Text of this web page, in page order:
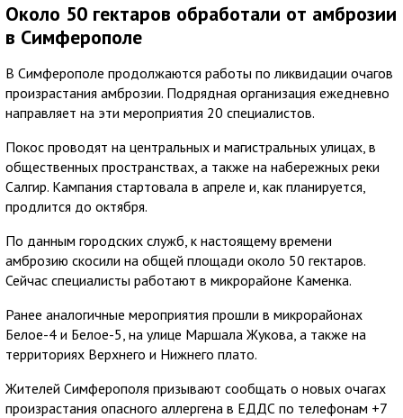
Около 50 гектаров обработали от амброзии
в Симферополе
В Симферополе продолжаются работы по ликвидации очагов
произрастания амброзии. Подрядная организация ежедневно
направляет на эти мероприятия 20 специалистов.
Покос проводят на центральных и магистральных улицах, в
общественных пространствах, а также на набережных реки
Салгир. Кампания стартовала в апреле и, как планируется,
продлится до октября.
По данным городских служб, к настоящему времени
амброзию скосили на общей площади около 50 гектаров.
Сейчас специалисты работают в микрорайоне Каменка.
Ранее аналогичные мероприятия прошли в микрорайонах
Белое-4 и Белое-5, на улице Маршала Жукова, а также на
территориях Верхнего и Нижнего плато.
Жителей Симферополя призывают сообщать о новых очагах
произрастания опасного аллергена в ЕДДС по телефонам +7